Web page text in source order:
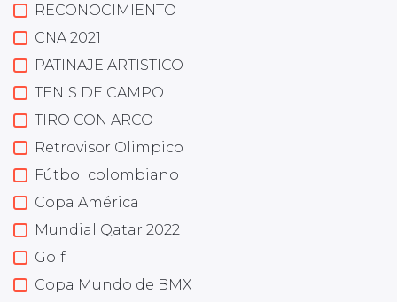
RECONOCIMIENTO
CNA 2021
PATINAJE ARTISTICO
TENIS DE CAMPO
TIRO CON ARCO
Retrovisor Olimpico
Fútbol colombiano
Copa América
Mundial Qatar 2022
Golf
Copa Mundo de BMX